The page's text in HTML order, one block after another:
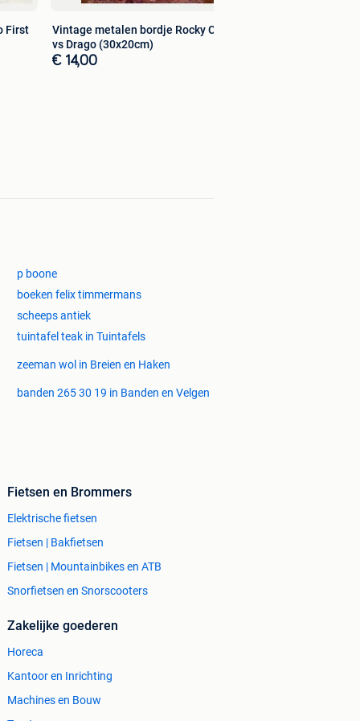
First
Vintage metalen bordje Rocky Creed
vs Drago (30x20cm)
€ 14,00
p boone
boeken felix timmermans
scheeps antiek
tuintafel teak in Tuintafels
zeeman wol in Breien en Haken
banden 265 30 19 in Banden en Velgen
Fietsen en Brommers
Elektrische fietsen
Fietsen | Bakfietsen
Fietsen | Mountainbikes en ATB
Snorfietsen en Snorscooters
Zakelijke goederen
Horeca
Kantoor en Inrichting
Machines en Bouw